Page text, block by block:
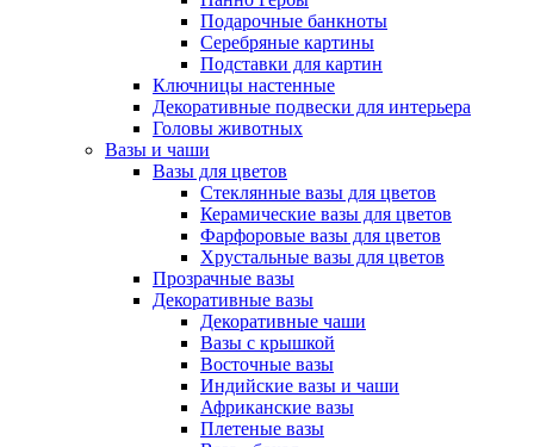
Подарочные банкноты
Серебряные картины
Подставки для картин
Ключницы настенные
Декоративные подвески для интерьера
Головы животных
Вазы и чаши
Вазы для цветов
Стеклянные вазы для цветов
Керамические вазы для цветов
Фарфоровые вазы для цветов
Хрустальные вазы для цветов
Прозрачные вазы
Декоративные вазы
Декоративные чаши
Вазы с крышкой
Восточные вазы
Индийские вазы и чаши
Африканские вазы
Плетеные вазы